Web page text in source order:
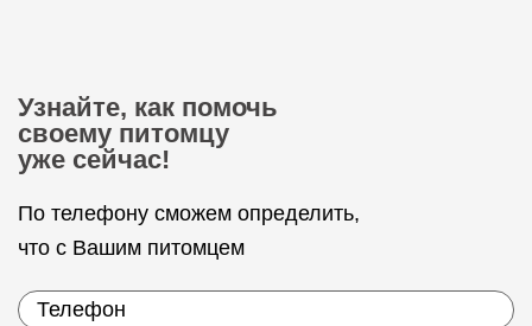
Узнайте, как помочь
своему питомцу
уже сейчас!
По телефону сможем определить,
что с Вашим питомцем